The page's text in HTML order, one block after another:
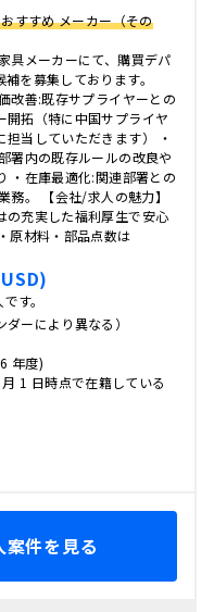
すすめ メーカー（その
具メーカーにて、購買デパ
を募集しております。
改善:既存サプライヤーとの
開拓（特に中国サプライヤ
当していただきます） ・
署内の既存ルールの改良や
・在庫最適化:関連部署との
務。 【会社/求人の魅力】
の充実した福利厚生で安心
原材料・部品点数は
す。
ーにより異なる）
年度)
1 日時点で在籍している
件を見る